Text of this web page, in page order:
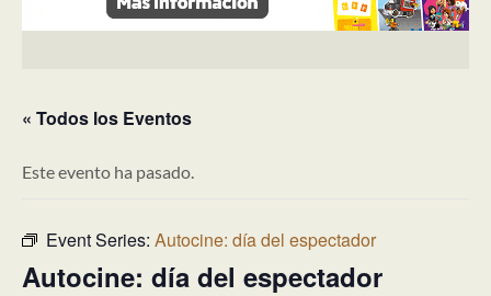
« Todos los Eventos
Este evento ha pasado.
Event Series: Autocine: día del espectador
Autocine: día del espectador